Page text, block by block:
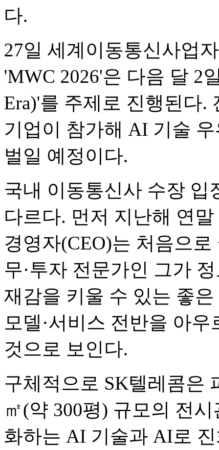
다.
27일 세계이동통신사업
'MWC 2026'은 다음 달 2
Era)'를 주제로 진행된다.
기업이 참가해 AI 기술
벌일 예정이다.
국내 이동통신사 수장 입
다르다. 먼저 지난해 연
경영자(CEO)는 처음으
무·투자 전문가인 그가
재감을 키울 수 있는 좋
모델·서비스 전반을 아
것으로 보인다.
구체적으로 SK텔레콤은
㎡(약 300평) 규모의 전
화하는 AI 기술과 AI로